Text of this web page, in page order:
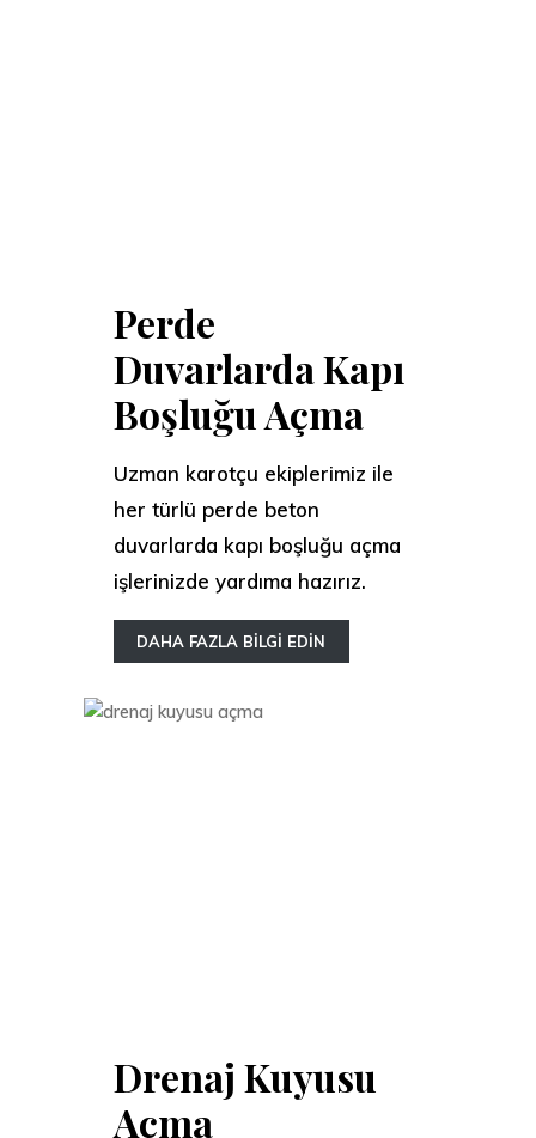
Perde
Duvarlarda Kapı
Boşluğu Açma
Uzman karotçu ekiplerimiz ile
her türlü perde beton
duvarlarda kapı boşluğu açma
işlerinizde yardıma hazırız.
DAHA FAZLA BİLGİ EDİN
Drenaj Kuyusu
Açma